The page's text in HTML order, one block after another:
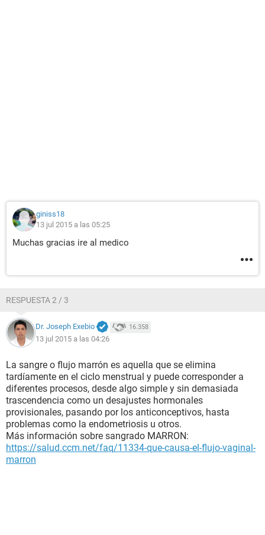
giniss18
13 jul 2015 a las 05:25
Muchas gracias ire al medico
RESPUESTA 2 / 3
Dr. Joseph Exebio 16.358
13 jul 2015 a las 04:26
La sangre o flujo marrón es aquella que se elimina
tardíamente en el ciclo menstrual y puede corresponder a
diferentes procesos, desde algo simple y sin demasiada
trascendencia como un desajustes hormonales
provisionales, pasando por los anticonceptivos, hasta
problemas como la endometriosis u otros.
Más información sobre sangrado MARRON:
https://salud.ccm.net/faq/11334-que-causa-el-flujo-vaginal-
marron